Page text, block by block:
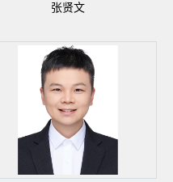
张贤文